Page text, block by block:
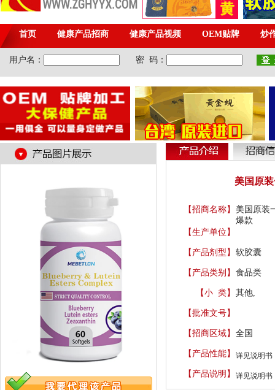
美国原
【招商名称】
美国原装
爆款
【生产单位】
【产品剂型】 软胶囊
【产品类别】 食品类
【小 类】 其他,
【批准文号】
【招商区域】 全国
【产品性能】 详见说明书
【产品说明】 详见说明书